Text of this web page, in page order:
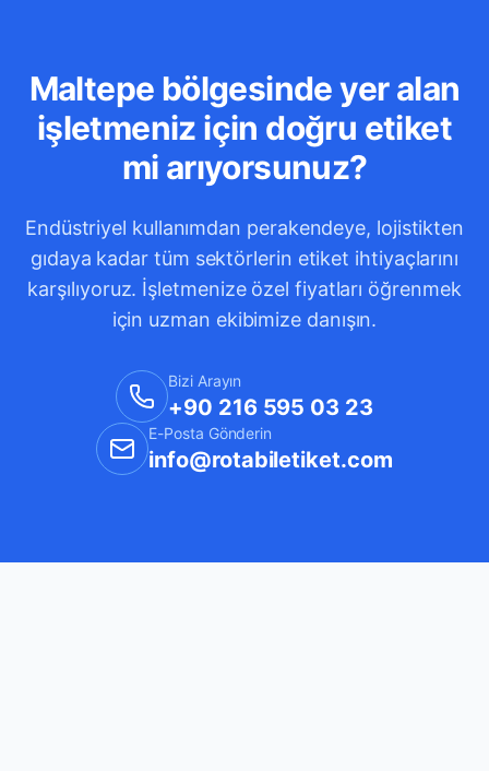
Maltepe bölgesinde yer alan
işletmeniz için doğru etiket
mi arıyorsunuz?
Endüstriyel kullanımdan perakendeye, lojistikten
gıdaya kadar tüm sektörlerin etiket ihtiyaçlarını
karşılıyoruz. İşletmenize özel fiyatları öğrenmek
için uzman ekibimize danışın.
Bizi Arayın
+90 216 595 03 23
E-Posta Gönderin
info@rotabiletiket.com